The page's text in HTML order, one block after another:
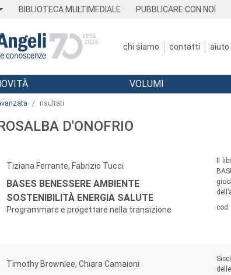
BIBLIOTECA MULTIMEDIALE PUBBLICARE CON NOI
chi siamo contatti aiuto
VOLUMI
risultati
D'ONOFRIO
Tiziana Ferrante, Fabrizio Tucci
BASES BENESSERE AMBIENTE
SOSTENIBILITÀ ENERGIA SALUTE
Programmare e progettare nella transizione
Il
Timothy Brownlee, Chiara Camaioni